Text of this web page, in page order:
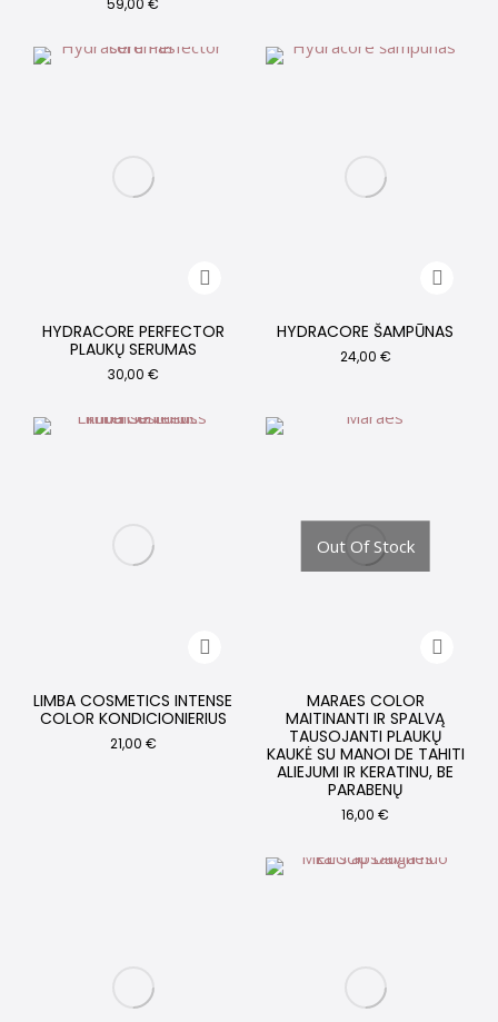
59,00 €
HYDRACORE PERFECTOR
PLAUKŲ SERUMAS
30,00 €
HYDRACORE ŠAMPŪNAS
24,00 €
LIMBA COSMETICS INTENSE
COLOR KONDICIONIERIUS
21,00 €
Out Of Stock
MARAES COLOR
MAITINANTI IR SPALVĄ
TAUSOJANTI PLAUKŲ
KAUKĖ SU MANOI DE TAHITI
ALIEJUMI IR KERATINU, BE
PARABENŲ
16,00 €